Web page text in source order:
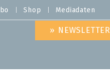
Shop Mediadaten
» NEWSLETTER